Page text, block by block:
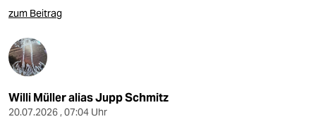
zum Beitrag
Willi Müller alias Jupp Schmitz
20.07.2026 , 07:04 Uhr